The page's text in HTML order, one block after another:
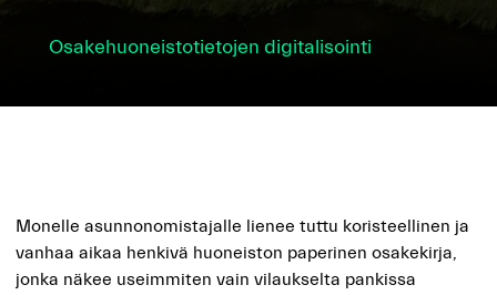
Osakehuoneistotietojen digitalisointi
Monelle asunnonomistajalle lienee tuttu koristeellinen ja
vanhaa aikaa henkivä huoneiston paperinen osakekirja,
jonka näkee useimmiten vain vilaukselta pankissa